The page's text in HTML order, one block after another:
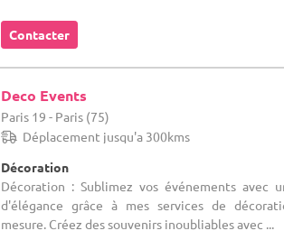
Contacter
Deco Events
Paris 19 - Paris (75)
Déplacement jusqu'a 300kms
Décoration
Décoration : Sublimez vos événements avec
d'élégance grâce à mes services de
mesure. Créez des souvenirs inoubliables avec ...